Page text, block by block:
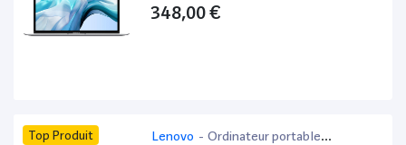
348,00 €
Top Produit Lenovo - Ordinateur portable